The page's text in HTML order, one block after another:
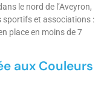
le nord de l’Aveyron,
sportifs et associations :
place en moins de 7
aux Couleurs